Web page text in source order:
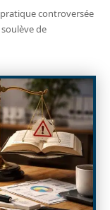
controversée
de